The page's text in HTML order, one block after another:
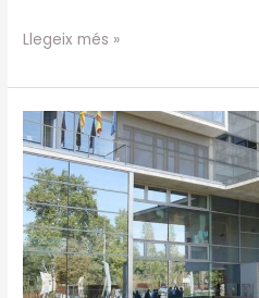
Llegeix més »
Sentència
pionera
que
indemnitza
una
pizzeria
de